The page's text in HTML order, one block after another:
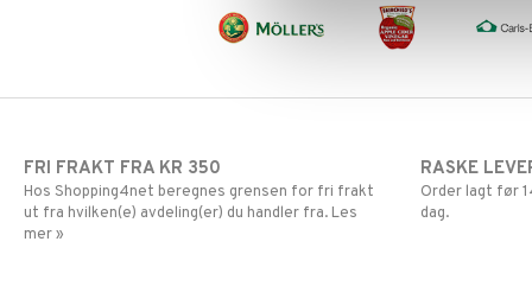
FRI FRAKT FRA KR 350
Hos Shopping4net beregnes grensen for fri frakt
ut fra hvilken(e) avdeling(er) du handler fra. Les
mer »
RASKE
Order lagt før
dag.